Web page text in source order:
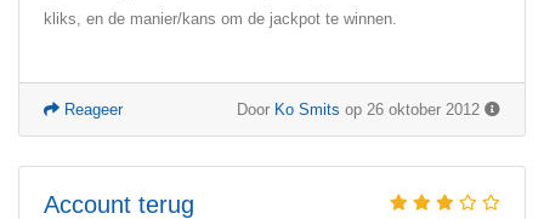
kliks, en de manier/kans om de jackpot te winnen.
Door Ko Smits op 26 oktober 2012
Reageer
Account terug